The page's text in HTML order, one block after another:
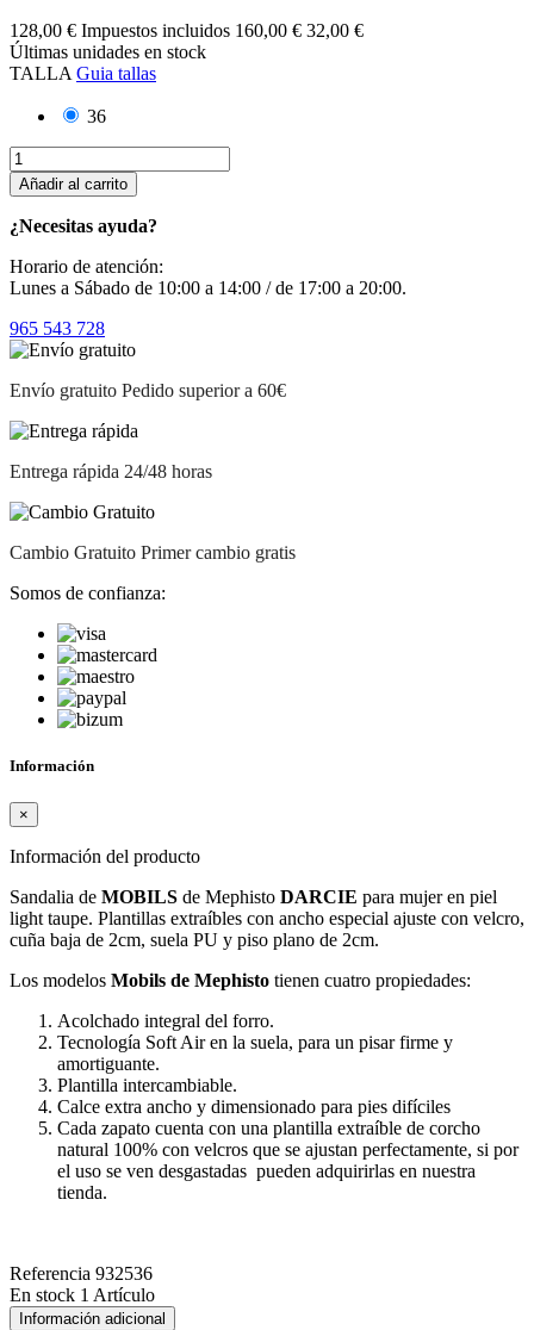
128,00 € Impuestos incluidos 160,00 € 32,00 €
Últimas unidades en stock
TALLA Guia tallas
36
Añadir al carrito
¿Necesitas ayuda?
Horario de atención:
Lunes a Sábado de 10:00 a 14:00 / de 17:00 a 20:00.
965 543 728
Envío gratuito Pedido superior a 60€
Entrega rápida 24/48 horas
Cambio Gratuito Primer cambio gratis
Somos de confianza:
Información
×
Información del producto
Sandalia de MOBILS de Mephisto DARCIE para mujer en piel
light taupe. Plantillas extraíbles con ancho especial ajuste con velcro,
cuña baja de 2cm, suela PU y piso plano de 2cm.
Los modelos Mobils de Mephisto tienen cuatro propiedades:
Acolchado integral del forro.
Tecnología Soft Air en la suela, para un pisar firme y
amortiguante.
Plantilla intercambiable.
Calce extra ancho y dimensionado para pies difíciles
Cada zapato cuenta con una plantilla extraíble de corcho
natural 100% con velcros que se ajustan perfectamente, si por
el uso se ven desgastadas pueden adquirirlas en nuestra
tienda.
Referencia 932536
En stock 1 Artículo
Información adicional